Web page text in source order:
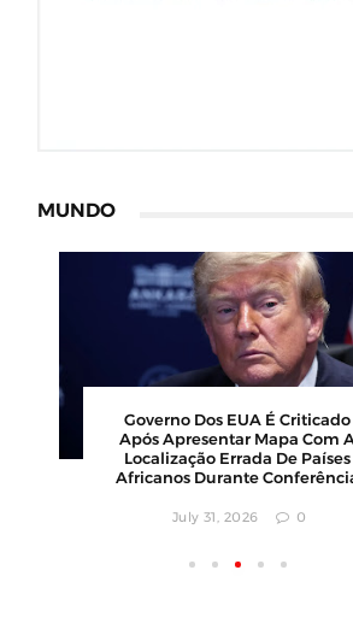
MUNDO
Barbearia Nudista Viraliza Ao
Atrair Clientes Com Conceito
Inusitado E Faturamento
Milionário
July 30, 2026 0